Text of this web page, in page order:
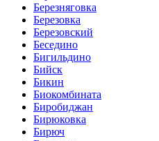
Березняговка
Березовка
Березовский
Беседино
Бигильдино
Бийск
Бикин
Биокомбината
Биробиджан
Бирюковка
Бирюч